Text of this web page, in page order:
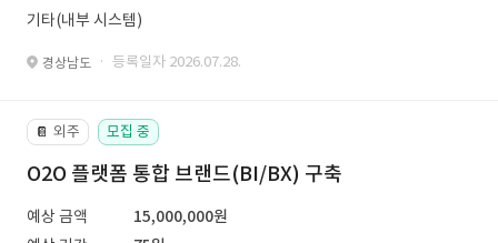
기타(내부 시스템)
경상남도 · 등록일자 2026.07.28.
📔 외주 모집 중
O2O 플랫폼 통합 브랜드(BI/BX) 구축
예상 금액
15,000,000원